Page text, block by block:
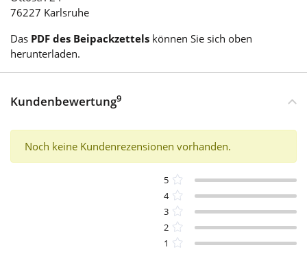
76227 Karlsruhe
Das PDF des Beipackzettels können Sie sich oben
herunterladen.
Kundenbewertung9
Noch keine Kundenrezensionen vorhanden.
5
4
3
2
1